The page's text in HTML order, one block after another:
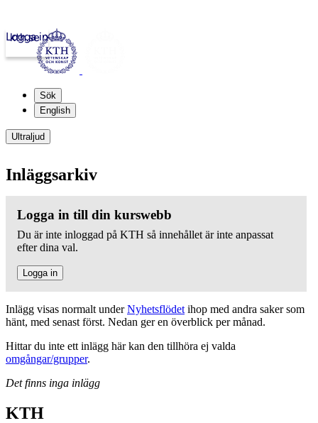
kth.se
Logga in
Sök
English
Ultraljud
Inläggsarkiv
Logga in till din kurswebb
Du är inte inloggad på KTH så innehållet är inte anpassat
efter dina val.
Logga in
Inlägg visas normalt underNyhetsflödet ihop med andra saker som
hänt, med senast först. Nedan ger en överblick per månad.
Hittar du inte ett inlägg här kan den tillhöra ej valda
omgångar/grupper.
Det finns inga inlägg
KTH